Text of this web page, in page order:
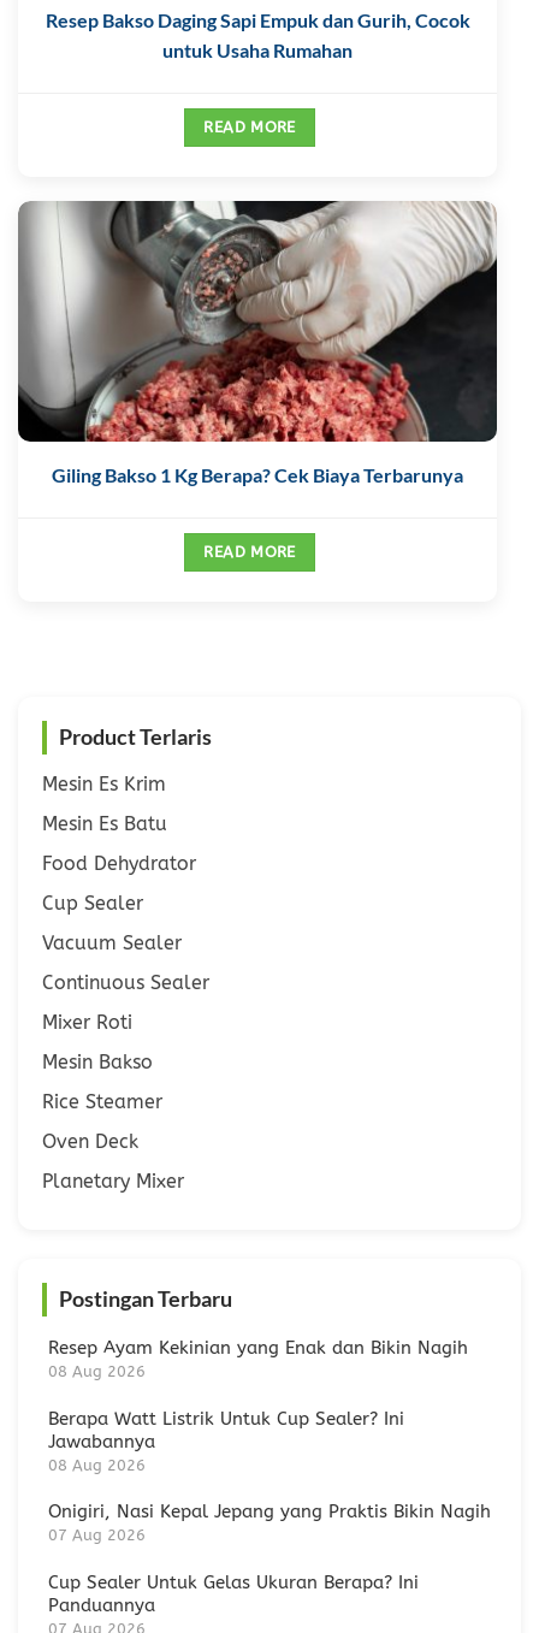
Resep Bakso Daging Sapi Empuk dan Gurih, Cocok
untuk Usaha Rumahan
READ MORE
Giling Bakso 1 Kg Berapa? Cek Biaya Terbarunya
READ MORE
Product Terlaris
Mesin Es Krim
Mesin Es Batu
Food Dehydrator
Cup Sealer
Vacuum Sealer
Continuous Sealer
Mixer Roti
Mesin Bakso
Rice Steamer
Oven Deck
Planetary Mixer
Postingan Terbaru
Resep Ayam Kekinian yang Enak dan Bikin Nagih
08 Aug 2026
Berapa Watt Listrik Untuk Cup Sealer? Ini
Jawabannya
08 Aug 2026
Onigiri, Nasi Kepal Jepang yang Praktis Bikin Nagih
07 Aug 2026
Cup Sealer Untuk Gelas Ukuran Berapa? Ini
Panduannya
07 Aug 2026